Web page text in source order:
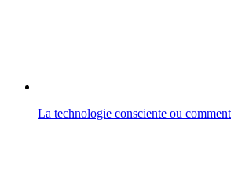
La technologie consciente ou